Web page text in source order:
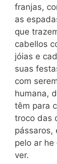
franjas,
as
que
cabellos
jóias e
suas
com
humana,
têm para
troco das
pássaros,
pelo ar
ver.